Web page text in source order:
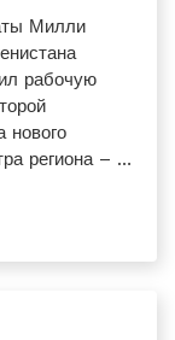
Милли
рабочую
нового
региона – …